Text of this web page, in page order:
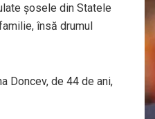
șosele din Statele
însă drumul
Doncev, de 44 de ani,